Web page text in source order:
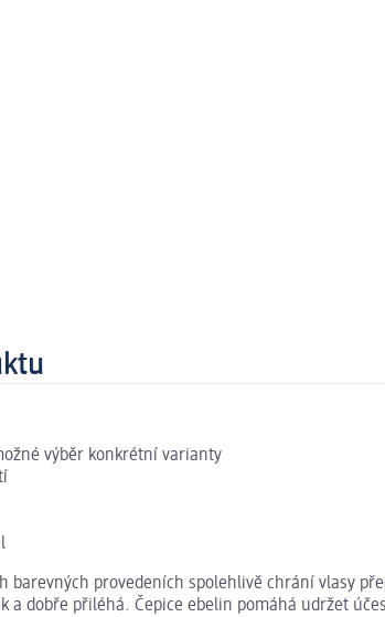
výběr konkrétní varianty
barevných provedeních spolehlivě chrání vlasy
a dobře přiléhá. Čepice ebelin pomáhá udržet